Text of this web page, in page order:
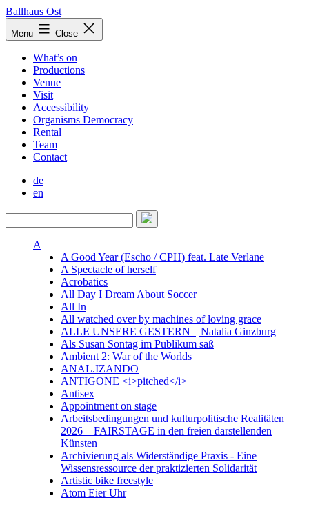
Skip
to
content
Ballhaus Ost
Ballhaus
Ost
Menu Close
What’s on
Productions
Venue
Visit
Accessibility
Organisms Democracy
Rental
Team
Contact
de
en
A
A Good Year (Escho / CPH) feat. Late Verlane
A Spectacle of herself
Acrobatics
All Day I Dream About Soccer
All In
All watched over by machines of loving grace
ALLE UNSERE GESTERN | Natalia Ginzburg
Als Susan Sontag im Publikum saß
Ambient 2: War of the Worlds
ANAL.IZANDO
ANTIGONE <i>pitched</i>
Antisex
Appointment on stage
Arbeitsbedingungen und kulturpolitische Realitäten
2026 – FAIRSTAGE in den freien darstellenden
Künsten
Archivierung als Widerständige Praxis - Eine
Wissensressource der praktizierten Solidarität
Artistic bike freestyle
Atom Eier Uhr